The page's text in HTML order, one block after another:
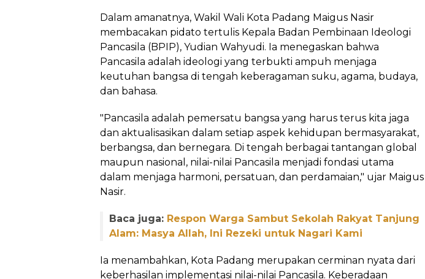
Dalam amanatnya, Wakil Wali Kota Padang Maigus Nasir
membacakan pidato tertulis Kepala Badan Pembinaan Ideologi
Pancasila (BPIP), Yudian Wahyudi. Ia menegaskan bahwa
Pancasila adalah ideologi yang terbukti ampuh menjaga
keutuhan bangsa di tengah keberagaman suku, agama, budaya,
dan bahasa.
"Pancasila adalah pemersatu bangsa yang harus terus kita jaga
dan aktualisasikan dalam setiap aspek kehidupan bermasyarakat,
berbangsa, dan bernegara. Di tengah berbagai tantangan global
maupun nasional, nilai-nilai Pancasila menjadi fondasi utama
dalam menjaga harmoni, persatuan, dan perdamaian," ujar Maigus
Nasir.
Baca juga: Respon Warga Sambut Sekolah Rakyat Tanjung
Alam: Masya Allah, Ini Rezeki untuk Nagari Kami
Ia menambahkan, Kota Padang merupakan cerminan nyata dari
keberhasilan implementasi nilai-nilai Pancasila. Keberadaan